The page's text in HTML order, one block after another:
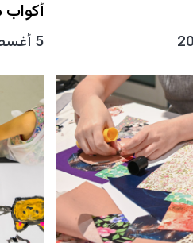
أكواب
5 أغسطس 2026